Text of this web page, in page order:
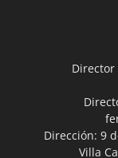
Director
Dirección: 9
Villa